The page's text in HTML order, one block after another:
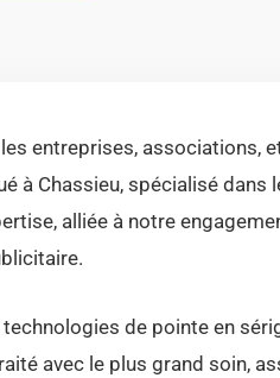
entreprises, associations,
à Chassieu, spécialisé dans
alliée à notre
de pointe en
avec le plus grand soin,